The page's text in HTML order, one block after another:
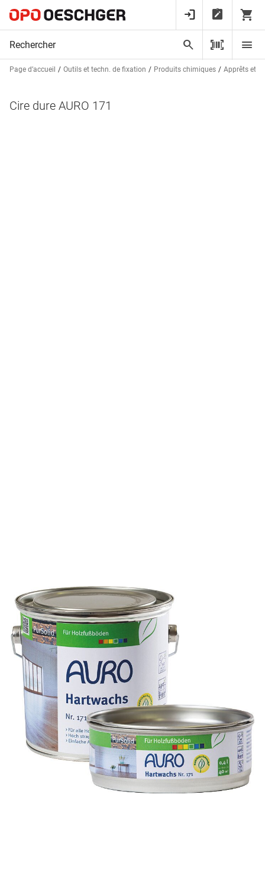
Page d’accueil Outils et techn. de fixation Produits chimiques Apprêts et
Cire dure AURO 171